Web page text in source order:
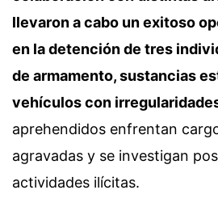
llevaron a cabo un exitoso
en la detención de tres
de armamento, sustancias
vehículos con
aprehendidos enfrentan
agravadas y se investigan
actividades ilícitas.